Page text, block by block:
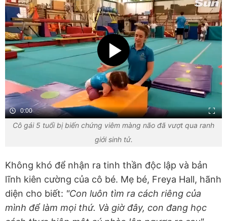
0:00
Cô gái 5 tuổi bị biến chứng viêm màng não đã vượt qua ranh
giới sinh tử.
Không khó để nhận ra tinh thần độc lập và bản
lĩnh kiên cường của cô bé. Mẹ bé, Freya Hall, hãnh
diện cho biết: "Con luôn tìm ra cách riêng của
mình để làm mọi thứ. Và giờ đây, con đang học